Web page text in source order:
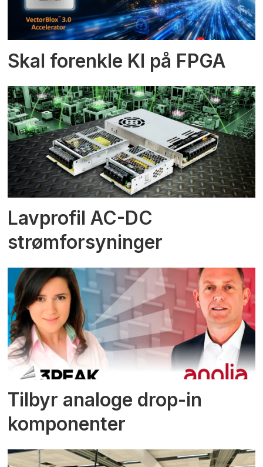
Skal forenkle KI på FPGA
Lavprofil AC-DC
strømforsyninger
Tilbyr analoge drop-in
komponenter